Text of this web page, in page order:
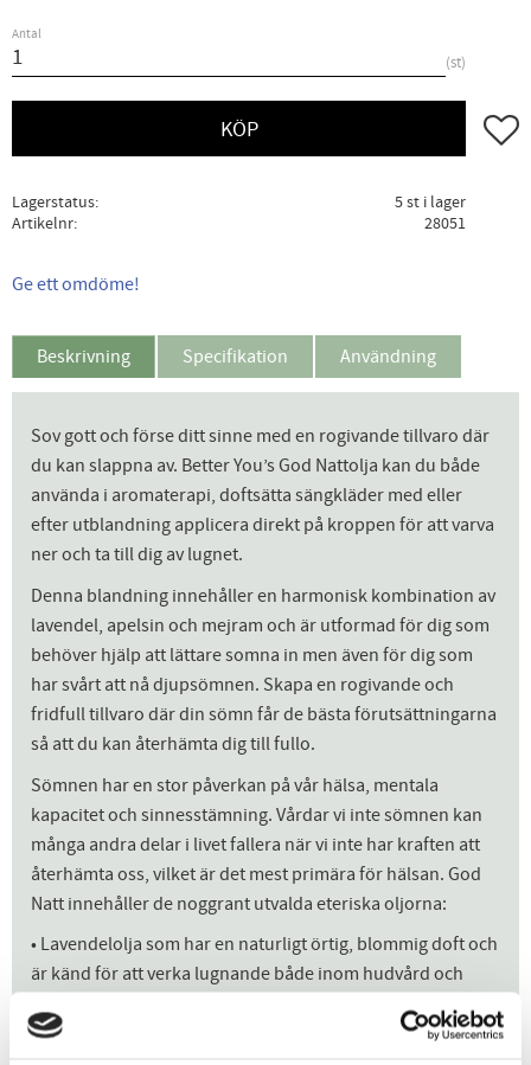
Antal
st
KÖP Lägg
Lagerstatus
5 st i lager
Artikelnr
28051
Ge ett omdöme!
Beskrivning Specifikation Användning
Sov gott och förse ditt sinne med en rogivande tillvaro där
du kan slappna av. Better You’s God Nattolja kan du både
använda i aromaterapi, doftsätta sängkläder med eller
efter utblandning applicera direkt på kroppen för att varva
ner och ta till dig av lugnet.
Denna blandning innehåller en harmonisk kombination av
lavendel, apelsin och mejram och är utformad för dig som
behöver hjälp att lättare somna in men även för dig som
har svårt att nå djupsömnen. Skapa en rogivande och
fridfull tillvaro där din sömn får de bästa förutsättningarna
så att du kan återhämta dig till fullo.
Sömnen har en stor påverkan på vår hälsa, mentala
kapacitet och sinnesstämning. Vårdar vi inte sömnen kan
många andra delar i livet fallera när vi inte har kraften att
återhämta oss, vilket är det mest primära för hälsan. God
Natt innehåller de noggrant utvalda eteriska oljorna:
• Lavendelolja som har en naturligt örtig, blommig doft och
är känd för att verka lugnande både inom hudvård och
aromaterapi. Oljans lugnande effekt kan hjälpa dig sova
bättre om natten då lavendeln innehåller linalool, vars